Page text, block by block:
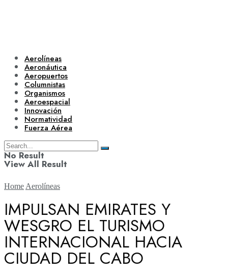
Aerolíneas
Aeronáutica
Aeropuertos
Columnistas
Organismos
Aeroespacial
Innovación
Normatividad
Fuerza Aérea
No Result
View All Result
Aerolíneas
Aeronáutica
Home Aerolíneas
IMPULSAN EMIRATES Y
WESGRO EL TURISMO
INTERNACIONAL HACIA
CIUDAD DEL CABO